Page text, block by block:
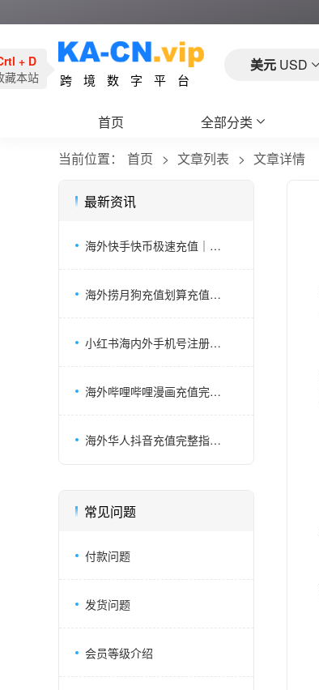
+ D
藏本站
跨境数字平台
美元 USD
首页 全部分类
当前位置：
首页 文章列表 文章详情
最新资讯
海外快手快币极速充值｜荣耀之夜应急打赏代充渠道
海外捞月狗充值划算充值方式，狗粮 UID 充值教程
小红书海内外手机号注册账号如何充值薯币？全网详细攻略
海外哔哩哔哩漫画充值完整攻略｜UID 直充不用账号密码
海外华人抖音充值完整指南 | 不需国内卡,paypal安全充值
常见问题
付款问题
发货问题
会员等级介绍